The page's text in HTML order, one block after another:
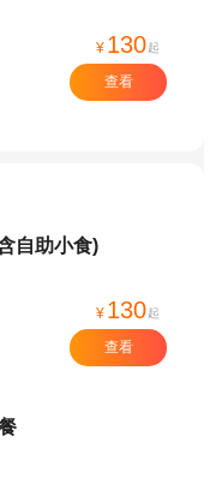
¥ 130起
查看
自助小食)
¥ 130起
查看